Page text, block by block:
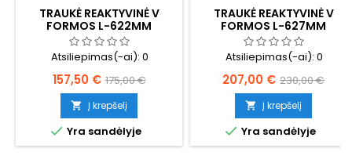
TRAUKĖ REAKTYVINĖ V
FORMOS L-622MM
Atsiliepimas(-ai): 0
Kaina
157,50 € Bazinė
kaina
175,00 €
 Į krepšelį
 Yra sandėlyje
TRAUKĖ REAKTYVINĖ V
FORMOS L-627MM
Atsiliepimas(-ai): 0
Kaina
207,00 € Bazinė
kaina
230,00 €
 Į krepšelį
 Yra sandėlyje